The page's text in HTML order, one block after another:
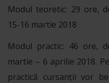
Modul teoretic: 29 ore,
15-16 martie 2018
Modul practic: 46 ore,
martie – 6 aprilie 2018.
practică cursanții vor